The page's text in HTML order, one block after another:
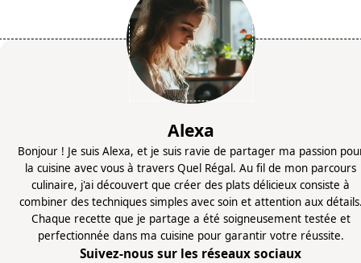
Alexa
Bonjour ! Je suis Alexa, et je suis ravie de partager ma passion
la cuisine avec vous à travers Quel Régal. Au fil de mon parcours
culinaire, j'ai découvert que créer des plats délicieux consiste à
combiner des techniques simples avec soin et attention aux
Chaque recette que je partage a été soigneusement testée et
perfectionnée dans ma cuisine pour garantir votre réussite.
Suivez-nous sur les réseaux sociaux